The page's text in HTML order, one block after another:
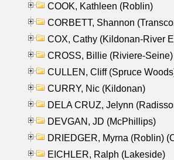
COOK, Kathleen (Roblin)
CORBETT, Shannon
COX, Cathy (Kildonan-River
CROSS, Billie (Riviere-Seine)
CULLEN, Cliff (Spruce
CURRY, Nic (Kildonan)
DELA CRUZ, Jelynn
DEVGAN, JD (McPhillips)
DRIEDGER, Myrna (Roblin)
EICHLER, Ralph (Lakeside)